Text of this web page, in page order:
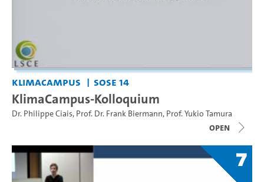
KlimaCampus SoSe 14
KlimaCampus-Kolloquium
Dr. Philippe Ciais, Prof. Dr. Frank Biermann, Prof. Yukio Tamura
open
7